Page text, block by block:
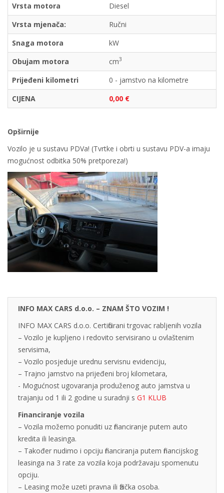
Vrsta motora
Diesel
Vrsta mjenača:
Ručni
Snaga motora
kW
Obujam motora
cm3
Prijeđeni kilometri
0 - jamstvo na kilometre
CIJENA
0,00 €
Opširnije
Vozilo je u sustavu PDVa! (Tvrtke i obrti u sustavu PDV-a imaju
mogućnost odbitka 50% pretporeza!)
INFO MAX CARS d.o.o. – ZNAM ŠTO VOZIM !
INFO MAX CARS d.o.o. Certificirani trgovac rabljenih vozila
– Vozilo je kupljeno i redovito servisirano u ovlaštenim
servisima,
– Vozilo posjeduje urednu servisnu evidenciju,
– Trajno jamstvo na prijeđeni broj kilometara,
- Mogućnost ugovaranja produženog auto jamstva u
trajanju od 1 ili 2 godine u suradnji s G1 KLUB
Financiranje vozila
– Vozila možemo ponuditi uz financiranje putem auto
kredita ili leasinga.
– Također nudimo i opciju financiranja putem financijskog
leasinga na 3 rate za vozila koja podržavaju spomenutu
opciju.
– Leasing može uzeti pravna ili fizička osoba.